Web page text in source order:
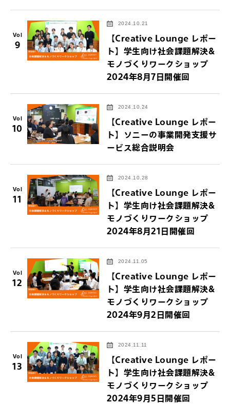
Vol
9
2024.10.21
【Creative Lounge レポー
ト】学生向け社会課題解決&
モノづくりワークショップ
2024年8月7日開催回
Vol
10
2024.10.24
【Creative Lounge レポー
ト】ソニーの事業開発支援サ
ービス総合説明会
Vol
11
2024.10.28
【Creative Lounge レポー
ト】学生向け社会課題解決&
モノづくりワークショップ
2024年8月21日開催回
Vol
12
2024.11.05
【Creative Lounge レポー
ト】学生向け社会課題解決&
モノづくりワークショップ
2024年9月2日開催回
Vol
13
2024.11.11
【Creative Lounge レポー
ト】学生向け社会課題解決&
モノづくりワークショップ
2024年9月5日開催回